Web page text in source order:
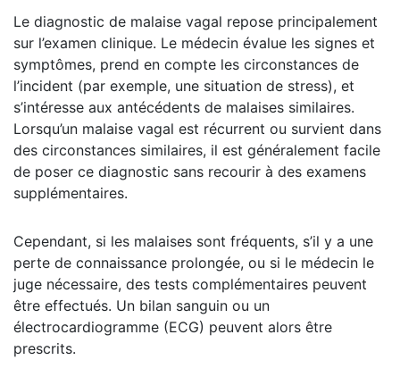
Le diagnostic de malaise vagal repose principalement
sur l’examen clinique. Le médecin évalue les signes et
symptômes, prend en compte les circonstances de
l’incident (par exemple, une situation de stress), et
s’intéresse aux antécédents de malaises similaires.
Lorsqu’un malaise vagal est récurrent ou survient dans
des circonstances similaires, il est généralement facile
de poser ce diagnostic sans recourir à des examens
supplémentaires.
Cependant, si les malaises sont fréquents, s’il y a une
perte de connaissance prolongée, ou si le médecin le
juge nécessaire, des tests complémentaires peuvent
être effectués. Un bilan sanguin ou un
électrocardiogramme (ECG) peuvent alors être
prescrits.